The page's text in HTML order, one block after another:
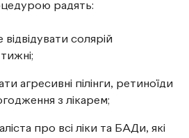
радять:
солярій
агресивні пілінги, ретиноїди
з лікарем;
про всі ліки та БАДи, які